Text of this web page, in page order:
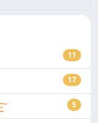
11
17
5